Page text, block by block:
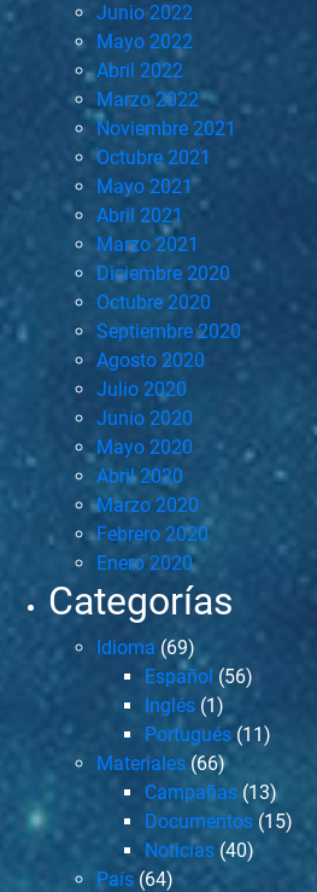
Junio 2022
Mayo 2022
Abril 2022
Marzo 2022
Noviembre 2021
Octubre 2021
Mayo 2021
Abril 2021
Marzo 2021
Diciembre 2020
Octubre 2020
Septiembre 2020
Agosto 2020
Julio 2020
Junio 2020
Mayo 2020
Abril 2020
Marzo 2020
Febrero 2020
Enero 2020
Categorías
Idioma (69)
Español (56)
Inglés (1)
Portugués (11)
Materiales (66)
Campañas (13)
Documentos (15)
Noticias (40)
País (64)